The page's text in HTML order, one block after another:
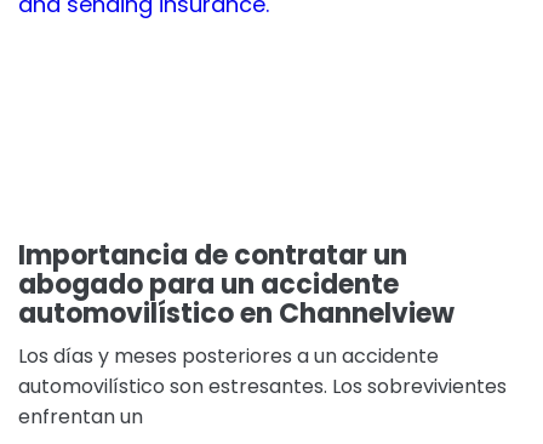
Importancia de contratar un
abogado para un accidente
automovilístico en Channelview
Los días y meses posteriores a un accidente
automovilístico son estresantes. Los sobrevivientes
enfrentan un